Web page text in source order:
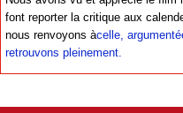
font reporter la critique aux
nous renvoyons àcelle,
retrouvons pleinement.